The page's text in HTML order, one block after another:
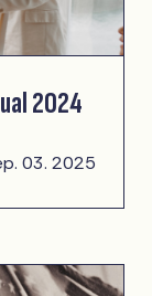
2024
03. 2025